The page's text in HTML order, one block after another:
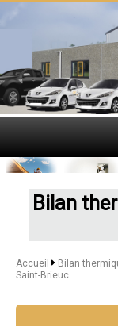
Bilan
Accueil Bilan
Saint-Brieuc